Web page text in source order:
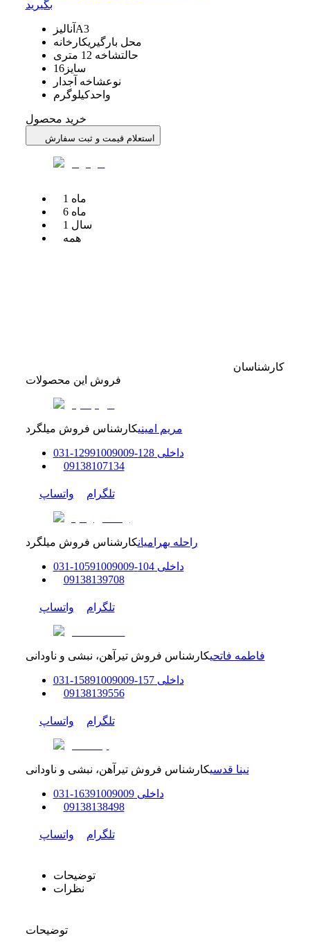
بگیرید
آنالیز A3
محل بارگیریکارخانه
حالتشاخه 12 متری
سایز16
نوعشاخه آجدار
واحدکیلوگرم
خرید محصول
استعلام قیمت و ثبت سفارش
1 ماه
6 ماه
1 سال
همه
کارشناسان
فروش این محصولات
مریم امینیکارشناس فروش میلگرد
داخلی128-129
91009009
-
031
09138107134
تلگرام واتساپ
راحله بهرامیانکارشناس فروش میلگرد
داخلی104-105
91009009
-
031
09138139708
تلگرام واتساپ
فاطمه فاتحیکارشناس فروش تیرآهن، نبشی و ناودانی
داخلی157-158
91009009
-
031
09138139556
تلگرام واتساپ
نینا قدسیکارشناس فروش تیرآهن، نبشی و ناودانی
داخلی 16391009009
-
031
09138138498
تلگرام واتساپ
توضیحات
نظرات
توضیحات